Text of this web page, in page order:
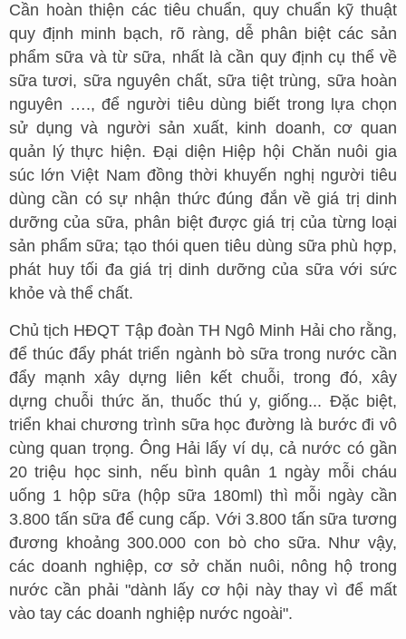
Cần hoàn thiện các tiêu chuẩn, quy chuẩn kỹ thuật
quy định minh bạch, rõ ràng, dễ phân biệt các sản
phẩm sữa và từ sữa, nhất là cần quy định cụ thể về
sữa tươi, sữa nguyên chất, sữa tiệt trùng, sữa hoàn
nguyên …., để người tiêu dùng biết trong lựa chọn
sử dụng và người sản xuất, kinh doanh, cơ quan
quản lý thực hiện. Đại diện Hiệp hội Chăn nuôi gia
súc lớn Việt Nam đồng thời khuyến nghị người tiêu
dùng cần có sự nhận thức đúng đắn về giá trị dinh
dưỡng của sữa, phân biệt được giá trị của từng loại
sản phẩm sữa; tạo thói quen tiêu dùng sữa phù hợp,
phát huy tối đa giá trị dinh dưỡng của sữa với sức
khỏe và thể chất.
Chủ tịch HĐQT Tập đoàn TH Ngô Minh Hải cho rằng,
để thúc đẩy phát triển ngành bò sữa trong nước cần
đẩy mạnh xây dựng liên kết chuỗi, trong đó, xây
dựng chuỗi thức ăn, thuốc thú y, giống... Đặc biệt,
triển khai chương trình sữa học đường là bước đi vô
cùng quan trọng. Ông Hải lấy ví dụ, cả nước có gần
20 triệu học sinh, nếu bình quân 1 ngày mỗi cháu
uống 1 hộp sữa (hộp sữa 180ml) thì mỗi ngày cần
3.800 tấn sữa để cung cấp. Với 3.800 tấn sữa tương
đương khoảng 300.000 con bò cho sữa. Như vậy,
các doanh nghiệp, cơ sở chăn nuôi, nông hộ trong
nước cần phải "dành lấy cơ hội này thay vì để mất
vào tay các doanh nghiệp nước ngoài".